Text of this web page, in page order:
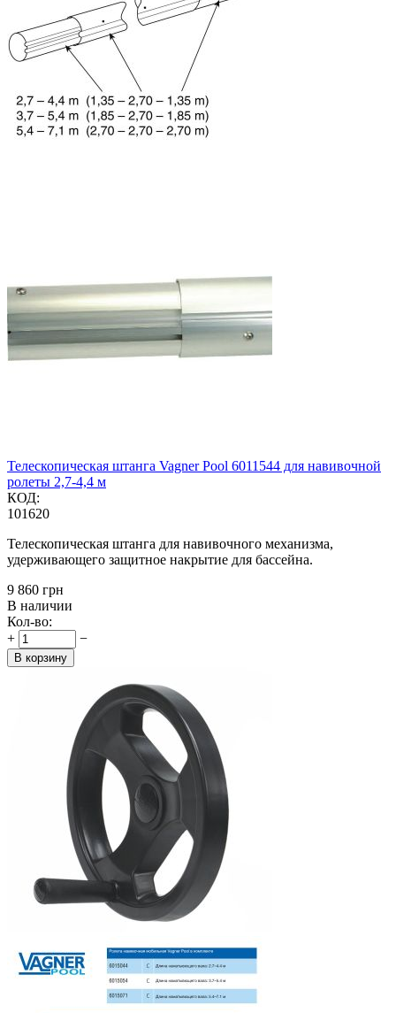
Телескопическая штанга Vagner Pool 6011544 для навивочной
ролеты 2,7-4,4 м
КОД:
101620
Телескопическая штанга для навивочного механизма,
удерживающего защитное накрытие для бассейна.
‍9 860‍ грн
В наличии
Кол-во:
+
−
В корзину